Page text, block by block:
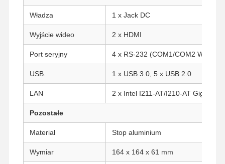
Kontrola
Jakości
Skontaktuj
Rozmawiaj
Teraz.
Firewall Mini PC
Minikomputer przemysłowy
1U Rackmount PC
Minikomputer POE
Celeron Mini PC
Władza 1 x Jack DC
Wyjście wideo 2 x HDMI
Port seryjny 4 x RS-232 (COM1/COM2
USB. 1 x USB 3.0, 5 x USB 2.0
LAN 2 x Intel I211-AT/I210-AT Gigabit
Pozostałe
Materiał Stop aluminium
Wymiar 164 x 164 x 61 mm